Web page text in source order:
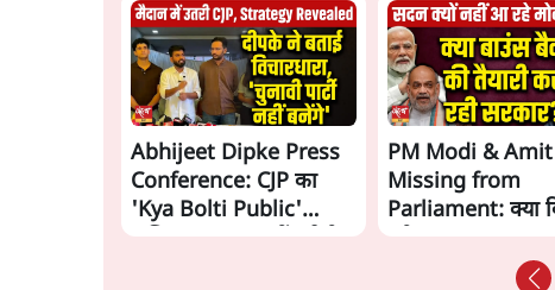
Abhijeet Dipke Press
Conference: CJP का
'Kya Bolti Public'
PM Modi &
Missing from
Parliament: क्या